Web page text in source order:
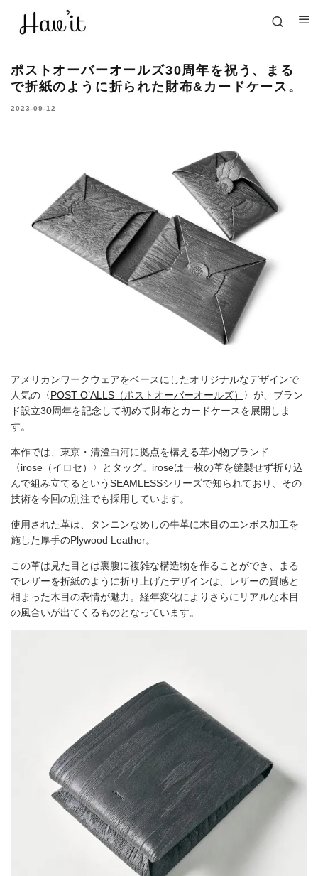
ポストオーバーオールズ30周年を祝う、まる
で折紙のように折られた財布&カードケース。
2023-09-12
アメリカンワークウェアをベースにしたオリジナルなデザインで
人気の〈POST O’ALLS（ポストオーバーオールズ）
〉が、ブラン
ド設立30周年を記念して初めて財布とカードケースを展開しま
す。
本作では、東京・清澄白河に拠点を構える革小物ブランド
〈irose（イロセ）〉とタッグ。iroseは一枚の革を縫製せず折り込
んで組み立てるというSEAMLESSシリーズで知られており、その
技術を今回の別注でも採用しています。
使用された革は、タンニンなめしの牛革に木目のエンボス加工を
施した厚手のPlywood Leather。
この革は見た目とは裏腹に複雑な構造物を作ることができ、まる
でレザーを折紙のように折り上げたデザインは、レザーの質感と
相まった木目の表情が魅力。経年変化によりさらにリアルな木目
の風合いが出てくるものとなっています。